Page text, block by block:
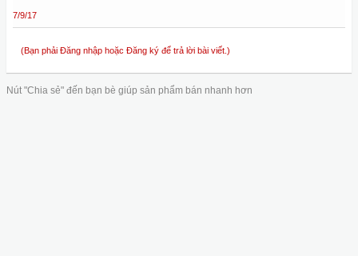
7/9/17
(Bạn phải Đăng nhập hoặc Đăng ký để trả lời bài viết.)
Nút "Chia sẻ" đến bạn bè giúp sản phẩm bán nhanh hơn